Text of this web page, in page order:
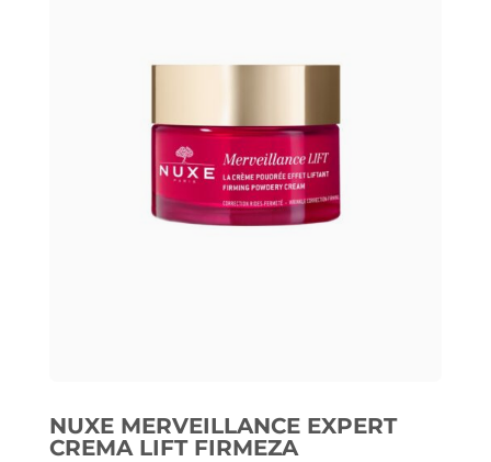
NUXE MERVEILLANCE EXPERT
CREMA LIFT FIRMEZA